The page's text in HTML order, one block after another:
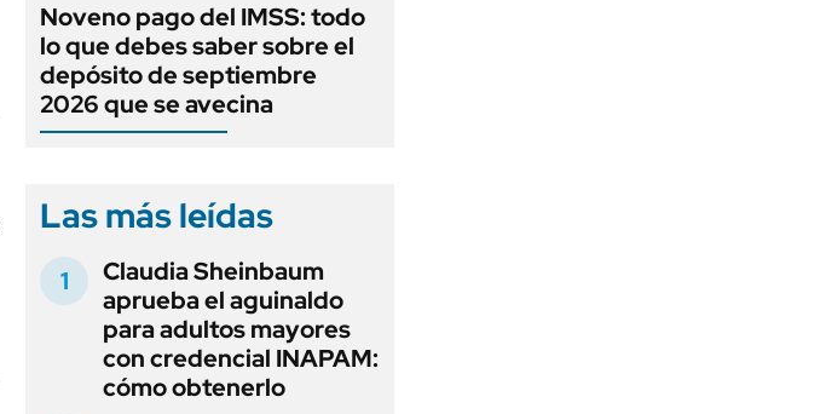
Noveno pago del IMSS: todo
lo que debes saber sobre el
depósito de septiembre
2026 que se avecina
Las más leídas
Claudia Sheinbaum
aprueba el aguinaldo
para adultos mayores
con credencial INAPAM:
cómo obtenerlo